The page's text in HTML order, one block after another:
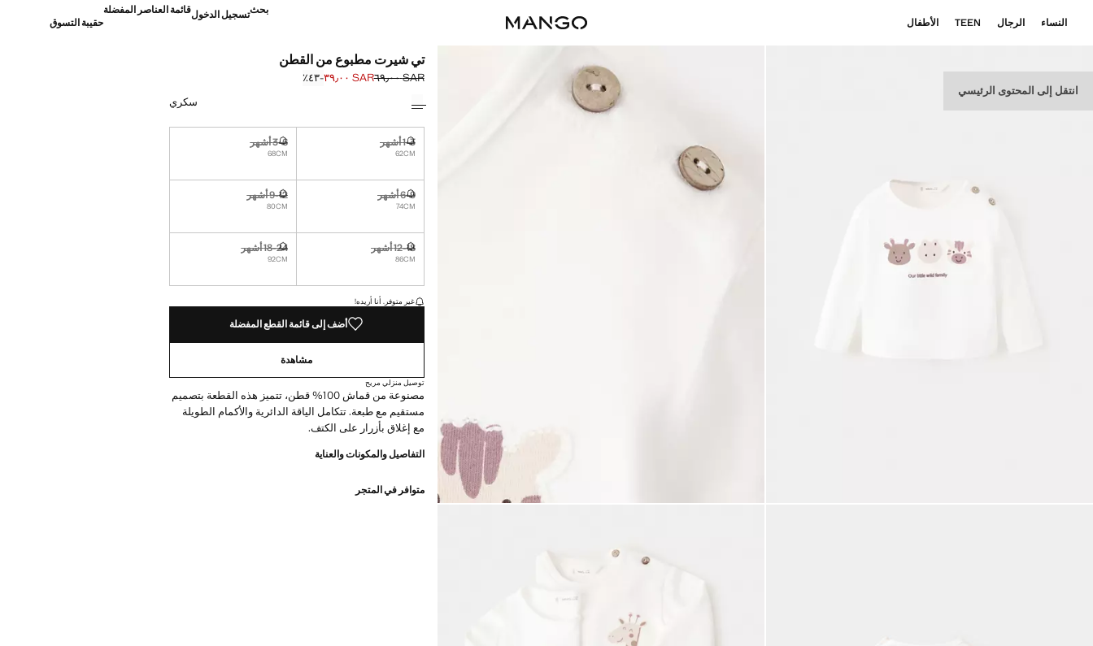
انتقل إلى المحتوى الرئيسي
النساء الرجال TEEN الأطفال
بحثتسجيل الدخولقائمة العناصر المفضلة
حقيبة التسوق
تي شيرت مطبوع من القطن
السعر الأول محذوف [SAR ٦٩٫٠٠ ]
SAR ٦٩٫٠٠
السعر الحالي [SAR ٣٩٫٠٠ ]SAR ٣٩٫٠٠
؜-٤٣٪؜
سكري
1-3 أشهر
62CM
غير متوفر. أنا أريده!
3-6 أشهر
68CM
غير متوفر. أنا أريده!
6-9 أشهر
74CM
غير متوفر. أنا أريده!
9-12 أشهر
80CM
غير متوفر. أنا أريده!
12-18 أشهر
86CM
غير متوفر. أنا أريده!
18-24 أشهر
92CM
غير متوفر. أنا أريده!
القطع الأخيرة!
غير متوفر. أنا أريده!
أضف إلى قائمة القطع المفضلة
مشاهدة
توصيل منزلي مريح
مصنوعة من قماش 100% قطن، تتميز هذه القطعة بتصميم
مستقيم مع طبعة. تتكامل الياقة الدائرية والأكمام الطويلة
مع إغلاق بأزرار على الكتف.
التفاصيل والمكونات والعناية
متوافر في المتجر